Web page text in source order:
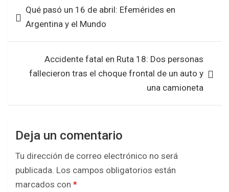
o
o
k
A
p
p
de
entradas
Qué pasó un 16 de abril: Efemérides en
Argentina y el Mundo
Accidente fatal en Ruta 18: Dos personas
fallecieron tras el choque frontal de un auto y
una camioneta
Deja un comentario
Tu dirección de correo electrónico no será
publicada. Los campos obligatorios están
marcados con *